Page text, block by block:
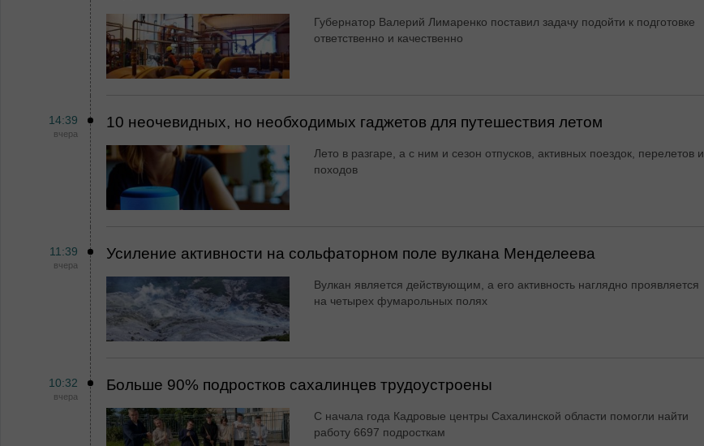
Губернатор Валерий Лимаренко поставил задачу подойти к подготовке
ответственно и качественно
14:39
вчера
10 неочевидных, но необходимых гаджетов для путешествия летом
Лето в разгаре, а с ним и сезон отпусков, активных поездок, перелетов и
походов
11:39
вчера
Усиление активности на сольфаторном поле вулкана Менделеева
Вулкан является действующим, а его активность наглядно проявляется
на четырех фумарольных полях
10:32
вчера
Больше 90% подростков сахалинцев трудоустроены
С начала года Кадровые центры Сахалинской области помогли найти
работу 6697 подросткам